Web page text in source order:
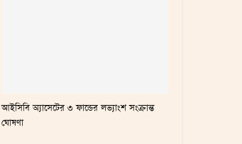
আইসিবি অ্যাসেটের ৩ ফান্ডের লভ্যাংশ সংক্রান্ত
ঘোষণা